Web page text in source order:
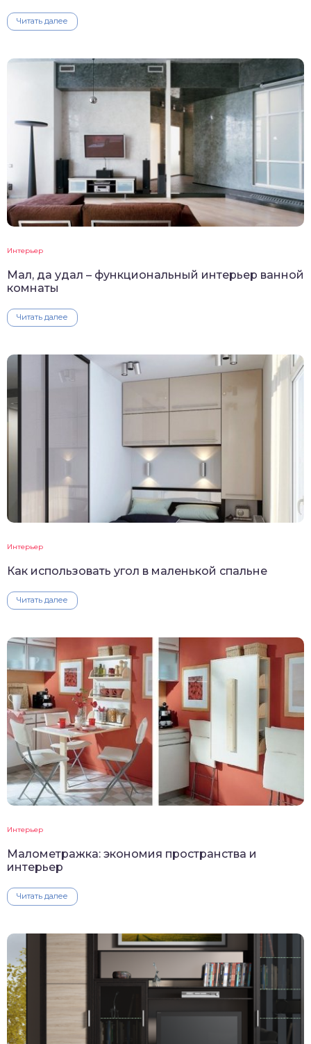
Читать далее
Интерьер
Мал, да удал – функциональный интерьер ванной
комнаты
Читать далее
Интерьер
Как использовать угол в маленькой спальне
Читать далее
Интерьер
Малометражка: экономия пространства и
интерьер
Читать далее